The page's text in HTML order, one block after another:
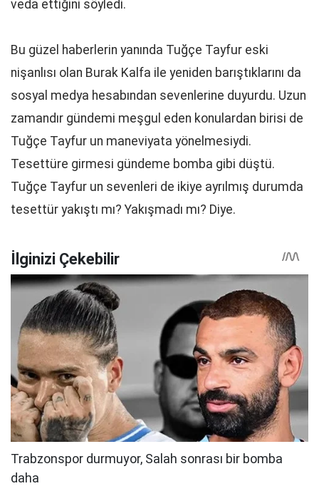
veda ettiğini söyledi.
Bu güzel haberlerin yanında Tuğçe Tayfur eski
nişanlısı olan Burak Kalfa ile yeniden barıştıklarını da
sosyal medya hesabından sevenlerine duyurdu. Uzun
zamandır gündemi meşgul eden konulardan birisi de
Tuğçe Tayfur un maneviyata yönelmesiydi.
Tesettüre girmesi gündeme bomba gibi düştü.
Tuğçe Tayfur un sevenleri de ikiye ayrılmış durumda
tesettür yakıştı mı? Yakışmadı mı? Diye.